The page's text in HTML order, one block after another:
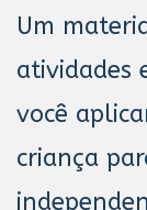
Um
atividades
você
criança